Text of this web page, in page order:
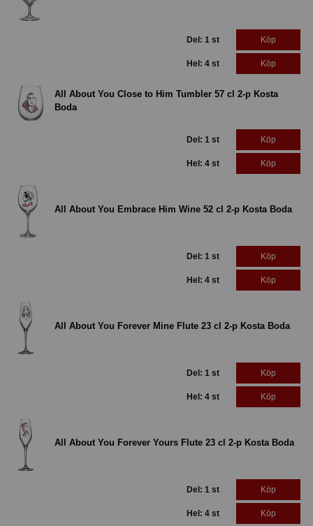
Del: 1 st Köp
Hel: 4 st Köp
All About You Close to Him Tumbler 57 cl 2-p Kosta
Boda
Del: 1 st Köp
Hel: 4 st Köp
All About You Embrace Him Wine 52 cl 2-p Kosta Boda
Del: 1 st Köp
Hel: 4 st Köp
All About You Forever Mine Flute 23 cl 2-p Kosta Boda
Del: 1 st Köp
Hel: 4 st Köp
All About You Forever Yours Flute 23 cl 2-p Kosta Boda
Del: 1 st Köp
Hel: 4 st Köp